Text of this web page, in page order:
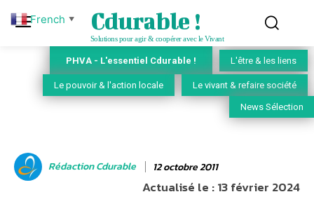
Cdurable !
Solutions pour agir & coopérer avec le Vivant
PHVA - L'essentiel Cdurable ! L'être & les liens
Le pouvoir & l'action locale Le vivant & refaire société
News Sélection
Rédaction Cdurable 12 octobre 2011
Actualisé le :13 février 2024
French ▼